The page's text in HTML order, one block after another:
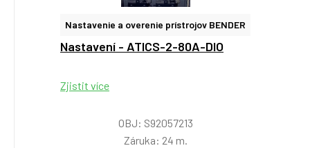
Nastavenie a overenie prístrojov BENDER
Nastavení - ATICS-2-80A-DIO
Zjistit více
OBJ: S92057213
Záruka: 24 m.